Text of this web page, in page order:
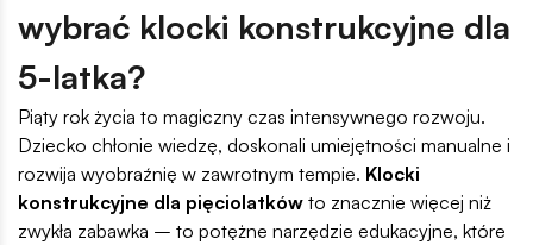
wybrać klocki konstrukcyjne dla
5-latka?
Piąty rok życia to magiczny czas intensywnego rozwoju.
Dziecko chłonie wiedzę, doskonali umiejętności manualne i
rozwija wyobraźnię w zawrotnym tempie. Klocki
konstrukcyjne dla pięciolatków to znacznie więcej niż
zwykła zabawka – to potężne narzędzie edukacyjne, które